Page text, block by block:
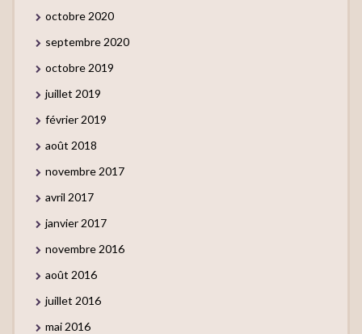
octobre 2020
septembre 2020
octobre 2019
juillet 2019
février 2019
août 2018
novembre 2017
avril 2017
janvier 2017
novembre 2016
août 2016
juillet 2016
mai 2016